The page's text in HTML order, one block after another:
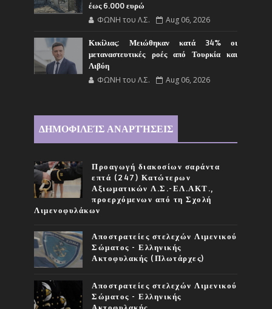
έως 6.000 ευρώ
ΦΩΝΗ του Λ.Σ. Aug 06, 2026
Κικίλιας: Μειώθηκαν κατά 34% οι
μεταναστευτικές ροές από Τουρκία και
Λιβύη
ΦΩΝΗ του Λ.Σ. Aug 06, 2026
ΔΗΜΟΦΙΛΕΊΣ ΑΝΑΡΤΉΣΕΙΣ
Προαγωγή διακοσίων σαράντα
επτά (247) Κατώτερων
Αξιωματικών Λ.Σ.-ΕΛ.ΑΚΤ.,
προερχόμενων από τη Σχολή
Λιμενοφυλάκων
Αποστρατείες στελεχών Λιμενικού
Σώματος - Ελληνικής
Ακτοφυλακής (Πλωτάρχες)
Αποστρατείες στελεχών Λιμενικού
Σώματος - Ελληνικής